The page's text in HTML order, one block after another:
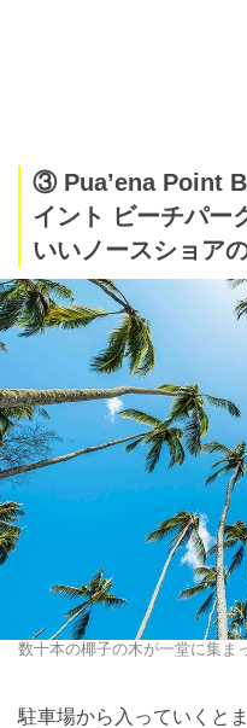
③ Pua’ena Point
イント ビーチパー
いいノースショア
数十本の椰子の木が一堂に集ま
駐車場から入っていくと